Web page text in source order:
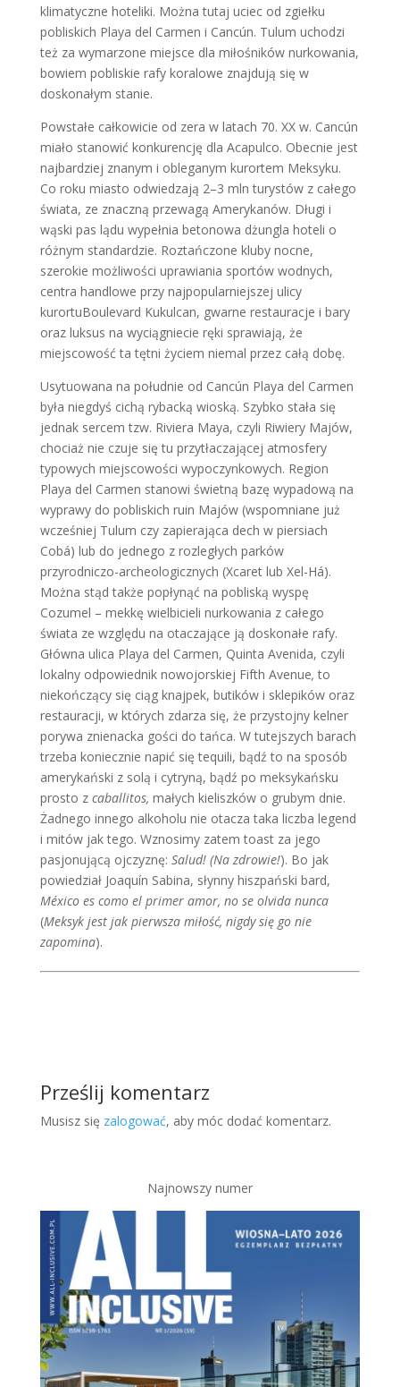
klimatyczne hoteliki. Można tutaj uciec od zgiełku
pobliskich Playa del Carmen i Cancún. Tulum uchodzi
też za wymarzone miejsce dla miłośników nurkowania,
bowiem pobliskie rafy koralowe znajdują się w
doskonałym stanie.
Powstałe całkowicie od zera w latach 70. XX w. Cancún
miało stanowić konkurencję dla Acapulco. Obecnie jest
najbardziej znanym i obleganym kurortem Meksyku.
Co roku miasto odwiedzają 2–3 mln turystów z całego
świata, ze znaczną przewagą Amerykanów. Długi i
wąski pas lądu wypełnia betonowa dżungla hoteli o
różnym standardzie. Roztańczone kluby nocne,
szerokie możliwości uprawiania sportów wodnych,
centra handlowe przy najpopularniejszej ulicy
kurortuBoulevard Kukulcan, gwarne restauracje i bary
oraz luksus na wyciągniecie ręki sprawiają, że
miejscowość ta tętni życiem niemal przez całą dobę.
Usytuowana na południe od Cancún Playa del Carmen
była niegdyś cichą rybacką wioską. Szybko stała się
jednak sercem tzw. Riviera Maya, czyli Riwiery Majów,
chociaż nie czuje się tu przytłaczającej atmosfery
typowych miejscowości wypoczynkowych. Region
Playa del Carmen stanowi świetną bazę wypadową na
wyprawy do pobliskich ruin Majów (wspomniane już
wcześniej Tulum czy zapierająca dech w piersiach
Cobá) lub do jednego z rozległych parków
przyrodniczo-archeologicznych (Xcaret lub Xel-Há).
Można stąd także popłynąć na pobliską wyspę
Cozumel – mekkę wielbicieli nurkowania z całego
świata ze względu na otaczające ją doskonałe rafy.
Główna ulica Playa del Carmen, Quinta Avenida, czyli
lokalny odpowiednik nowojorskiej Fifth Avenue,to
niekończący się ciąg knajpek, butików i sklepików oraz
restauracji, w których zdarza się, że przystojny kelner
porywa znienacka gości do tańca. W tutejszych barach
trzeba koniecznie napić się tequili, bądź to na sposób
amerykański z solą i cytryną, bądź po meksykańsku
prosto z caballitos, małych kieliszków o grubym dnie.
Żadnego innego alkoholu nie otacza taka liczba legend
i mitów jak tego. Wznosimy zatem toast za jego
pasjonującą ojczyznę: Salud! (Na zdrowie!). Bo jak
powiedział Joaquín Sabina, słynny hiszpański bard,
México es como el primer amor, no se olvida nunca
(Meksyk jest jak pierwsza miłość, nigdy się go nie
zapomina).
Prześlij komentarz
Musisz się zalogować, aby móc dodać komentarz.
Najnowszy numer